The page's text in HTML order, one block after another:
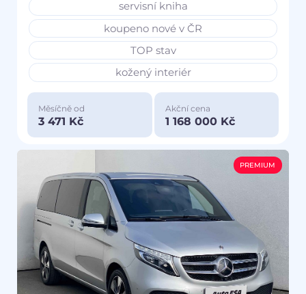
servisní kniha
koupeno nové v ČR
TOP stav
kožený interiér
Měsíčně od
3 471 Kč
Akční cena
1 168 000 Kč
PREMIUM